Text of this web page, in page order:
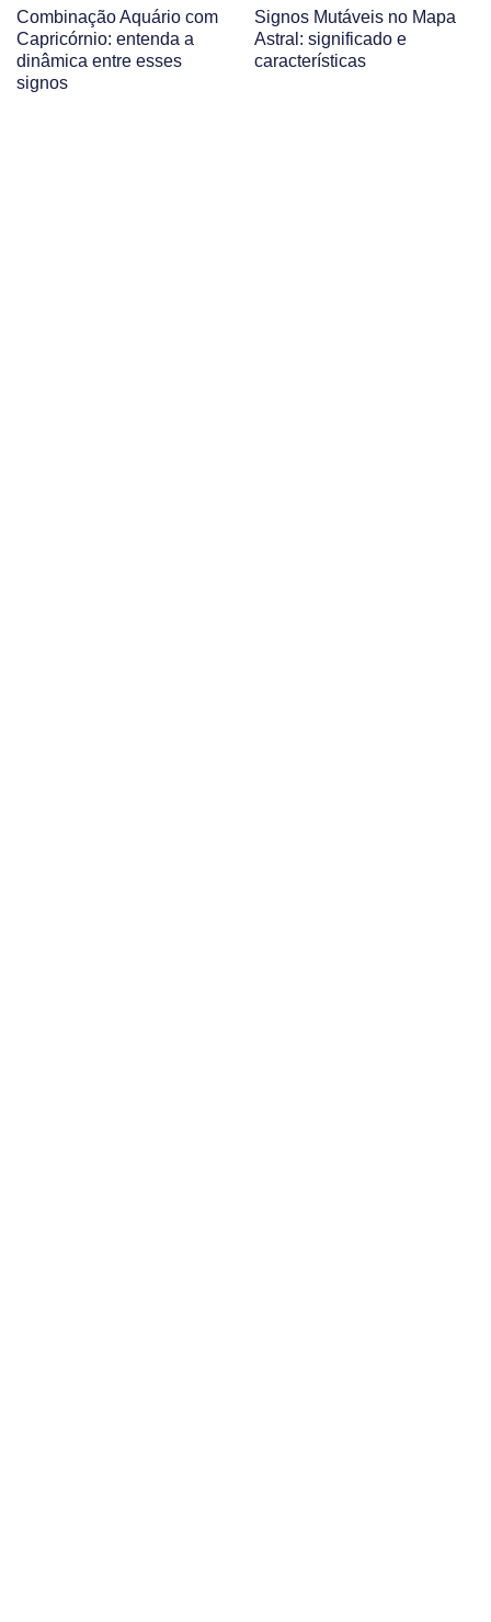
Combinação Aquário com
Capricórnio: entenda a
dinâmica entre esses
signos
Signos Mutáveis no Mapa
Astral: significado e
características